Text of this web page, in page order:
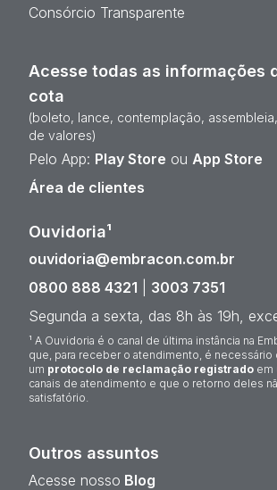
Consórcio Transparente
Acesse todas as informações
cota
(boleto, lance, contemplação,
de valores)
Pelo App: Play Store ou App Store
Área de clientes
Ouvidoria¹
ouvidoria@embracon.com.br
0800 888 4321
3003 7351
Segunda a sexta, das 8h às 19h,
¹ A Ouvidoria é o canal de última instância na
que, para receber o atendimento, é necessário
um protocolo de reclamação registrado em
canais de atendimento e que o retorno deles
satisfatório.
Outros assuntos
Acesse nosso Blog